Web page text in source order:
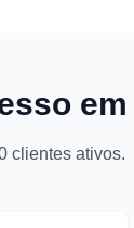
clientes ativos.